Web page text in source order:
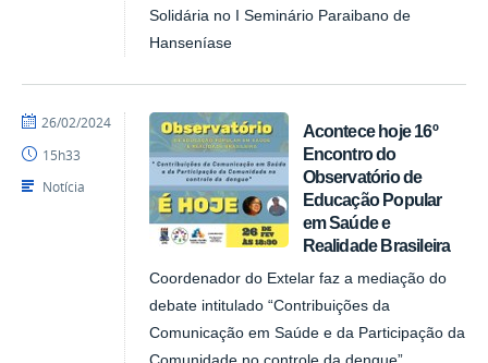
Solidária no I Seminário Paraibano de
Hanseníase
Acontece hoje 16º
Encontro do
Observatório de
Educação Popular
em Saúde e
Realidade Brasileira
Coordenador do Extelar faz a mediação do
debate intitulado “Contribuições da
Comunicação em Saúde e da Participação da
por
publicado
26/02/2024
15h33
Notícia